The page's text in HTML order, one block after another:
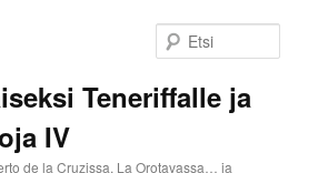
Teneriffalle ja
IV
de la Cruzissa, La Orotavassa… ja